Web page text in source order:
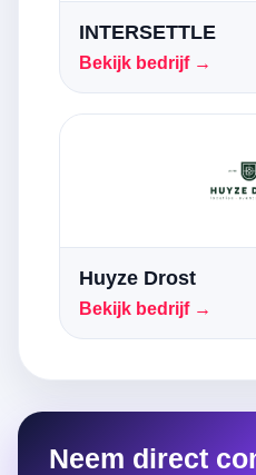
INTERSETTLE
Bekijk bedrijf →
Huyze Drost
Bekijk bedrijf →
Neem direct